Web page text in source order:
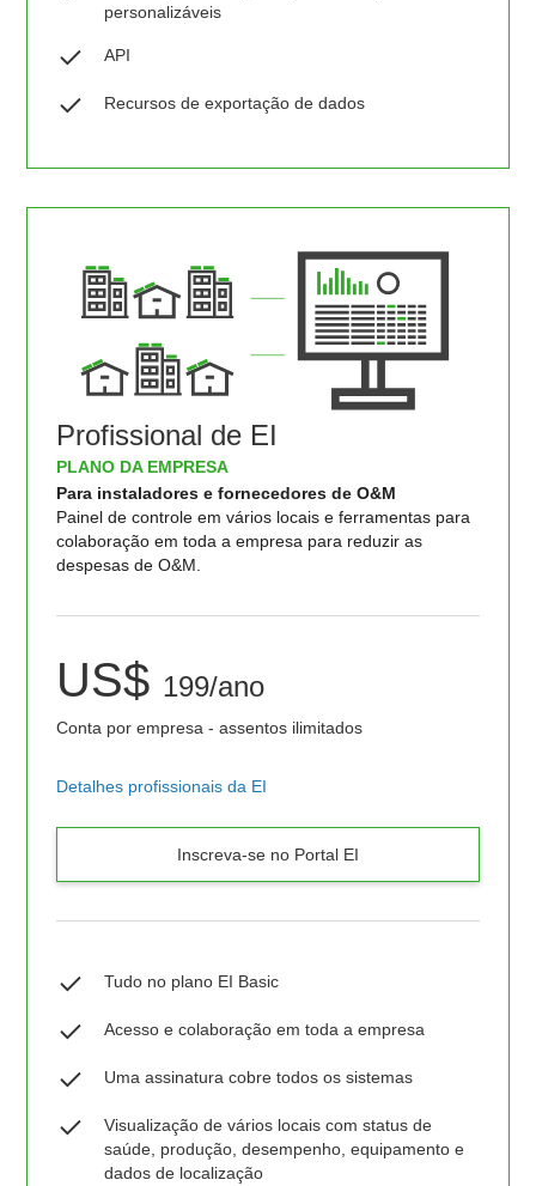
personalizáveis
API
Recursos de exportação de dados
Profissional de EI
PLANO DA EMPRESA
Para instaladores e fornecedores de O&M
Painel de controle em vários locais e ferramentas para
colaboração em toda a empresa para reduzir as
despesas de O&M.
US$ 199/ano
Conta por empresa - assentos ilimitados
Detalhes profissionais da EI
Inscreva-se no Portal EI
Tudo no plano EI Basic
Acesso e colaboração em toda a empresa
Uma assinatura cobre todos os sistemas
Visualização de vários locais com status de
saúde, produção, desempenho, equipamento e
dados de localização